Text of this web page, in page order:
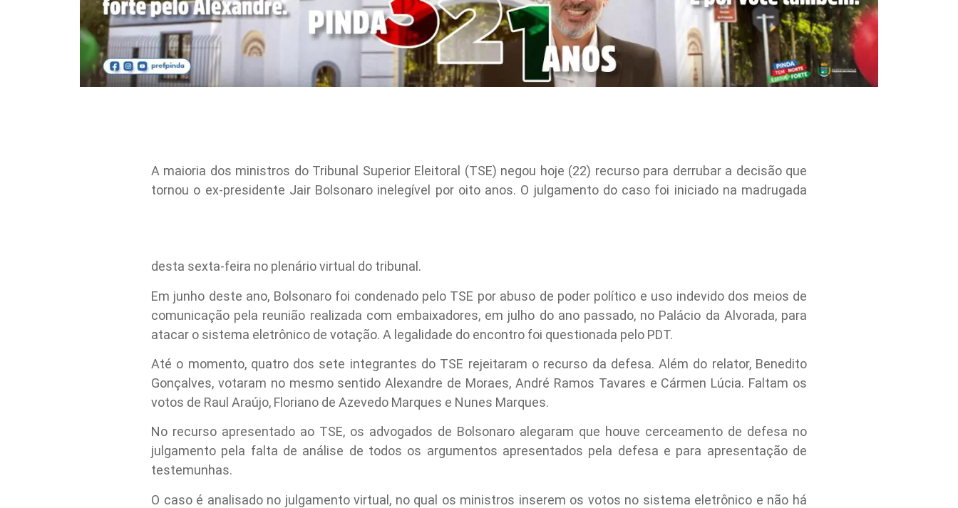
A maioria dos ministros do Tribunal Superior Eleitoral (TSE) negou hoje (22) recurso para derrubar a decisão que
tornou o ex-presidente Jair Bolsonaro inelegível por oito anos. O julgamento do caso foi iniciado na madrugada
desta sexta-feira no plenário virtual do tribunal.
Em junho deste ano, Bolsonaro foi condenado pelo TSE por abuso de poder político e uso indevido dos meios de
comunicação pela reunião realizada com embaixadores, em julho do ano passado, no Palácio da Alvorada, para
atacar o sistema eletrônico de votação. A legalidade do encontro foi questionada pelo PDT.
Até o momento, quatro dos sete integrantes do TSE rejeitaram o recurso da defesa. Além do relator, Benedito
Gonçalves, votaram no mesmo sentido Alexandre de Moraes, André Ramos Tavares e Cármen Lúcia. Faltam os
votos de Raul Araújo, Floriano de Azevedo Marques e Nunes Marques.
No recurso apresentado ao TSE, os advogados de Bolsonaro alegaram que houve cerceamento de defesa no
julgamento pela falta de análise de todos os argumentos apresentados pela defesa e para apresentação de
testemunhas.
O caso é analisado no julgamento virtual, no qual os ministros inserem os votos no sistema eletrônico e não há